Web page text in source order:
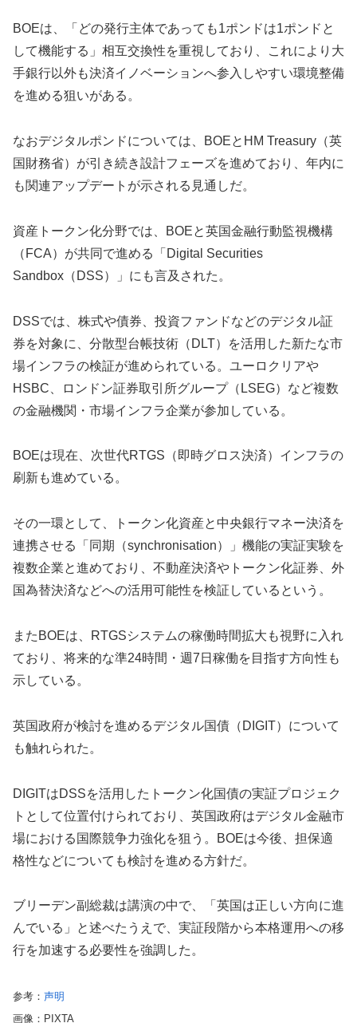
BOEは、「どの発行主体であっても1ポンドは1ポンドと
して機能する」相互交換性を重視しており、これにより大
手銀行以外も決済イノベーションへ参入しやすい環境整備
を進める狙いがある。
なおデジタルポンドについては、BOEとHM Treasury（英
国財務省）が引き続き設計フェーズを進めており、年内に
も関連アップデートが示される見通しだ。
資産トークン化分野では、BOEと英国金融行動監視機構
（FCA）が共同で進める「Digital Securities
Sandbox（DSS）」にも言及された。
DSSでは、株式や債券、投資ファンドなどのデジタル証
券を対象に、分散型台帳技術（DLT）を活用した新たな市
場インフラの検証が進められている。ユーロクリアや
HSBC、ロンドン証券取引所グループ（LSEG）など複数
の金融機関・市場インフラ企業が参加している。
BOEは現在、次世代RTGS（即時グロス決済）インフラの
刷新も進めている。
その一環として、トークン化資産と中央銀行マネー決済を
連携させる「同期（synchronisation）」機能の実証実験を
複数企業と進めており、不動産決済やトークン化証券、外
国為替決済などへの活用可能性を検証しているという。
またBOEは、RTGSシステムの稼働時間拡大も視野に入れ
ており、将来的な準24時間・週7日稼働を目指す方向性も
示している。
英国政府が検討を進めるデジタル国債（DIGIT）について
も触れられた。
DIGITはDSSを活用したトークン化国債の実証プロジェク
トとして位置付けられており、英国政府はデジタル金融市
場における国際競争力強化を狙う。BOEは今後、担保適
格性などについても検討を進める方針だ。
ブリーデン副総裁は講演の中で、「英国は正しい方向に進
んでいる」と述べたうえで、実証段階から本格運用への移
行を加速する必要性を強調した。
参考： 声明
画像：PIXTA